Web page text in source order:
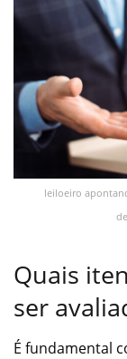
leiloeiro
Quais
ser
É fundamental